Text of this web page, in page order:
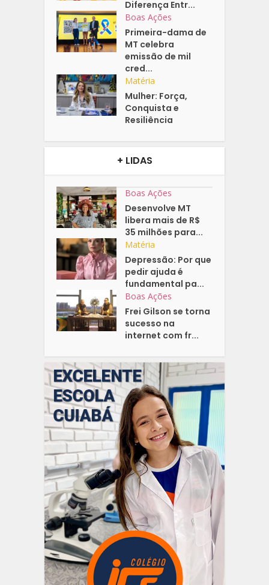
Diferença Entr...
Boas Ações
Primeira-dama de
MT celebra
emissão de mil
cred...
Matéria
Mulher: Força,
Conquista e
Resiliência
+ LIDAS
Boas Ações
Desenvolve MT
libera mais de R$
35 milhões para...
Matéria
Depressão: Por que
pedir ajuda é
fundamental pa...
Boas Ações
Frei Gilson se torna
sucesso na
internet com fr...